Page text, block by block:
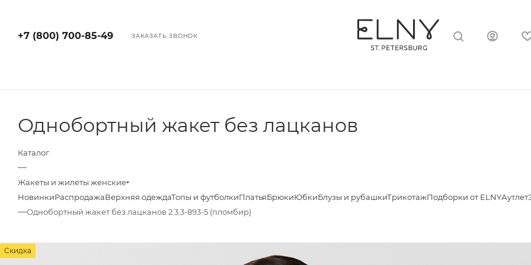
+7 (800) 700-85-49 ЗАКАЗАТЬ ЗВОНОК
Однобортный жакет без лацканов
Каталог
—
Жакеты и жилеты женские
НовинкиРаспродажаВерхняя одеждаТопы и футболкиПлатьяБрюкиЮбкиБлузы и рубашкиТрикотажПодборки от ELNYАутлет
—Однобортный жакет без лацканов 2.3.3-893-5 (пломбир)
Скидка
Скидка